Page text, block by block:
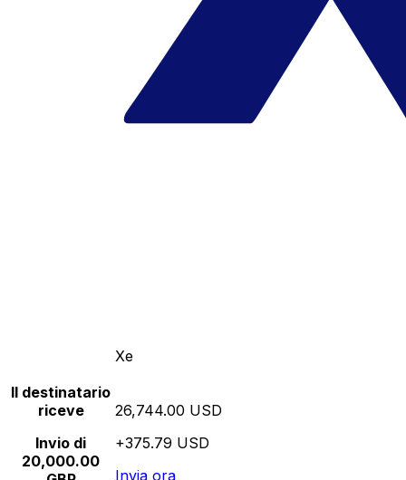
Xe
Il destinatario
riceve
Invio di
20,000.00
26,744.00 USD
+375.79 USD
Invia ora